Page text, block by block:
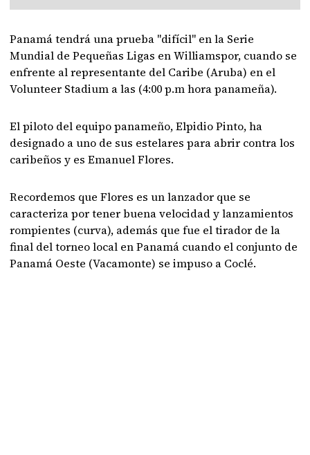
Panamá tendrá una prueba "difícil" en la Serie
Mundial de Pequeñas Ligas en Williamspor, cuando se
enfrente al representante del Caribe (Aruba) en el
Volunteer Stadium a las (4:00 p.m hora panameña).
El piloto del equipo panameño, Elpidio Pinto, ha
designado a uno de sus estelares para abrir contra los
caribeños y es Emanuel Flores.
Recordemos que Flores es un lanzador que se
caracteriza por tener buena velocidad y lanzamientos
rompientes (curva), además que fue el tirador de la
final del torneo local en Panamá cuando el conjunto de
Panamá Oeste (Vacamonte) se impuso a Coclé.